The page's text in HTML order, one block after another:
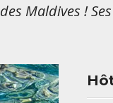
Maldives !